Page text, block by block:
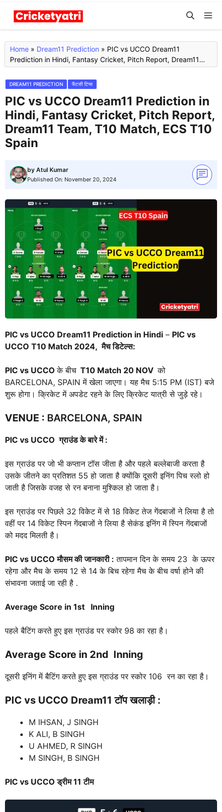
Skip
content
Home » Dream11 Prediction » PIC vs UCCO Dream11
Prediction in Hindi, Fantasy Cricket, Pitch Report, Dream11
Team, T10 Match, ECS T10 Spain
DREAM11 PREDICTION फैंटसी टिप्स
PIC vs UCCO Dream11 Prediction in
Hindi, Fantasy Cricket, Pitch Report,
Dream11 Team, T10 Match, ECS T10
Spain
by Atul Kumar
Published On: November 20, 2024
PIC vs UCCO Dream11 Prediction in Hindi – PIC vs
UCCO T10 Match 2024, मैच डिटेल्स:
PIC vs UCCOके बीच T10 Match 20 NOV को
BARCELONA, SPAIN में खेला जाएगा। यह मैच 5:15 PM (IST) बजे
शुरू होगा। क्रिकेट में अपडेट रहने के लिए क्रिकेट यात्री से जुड़े रहे।
VENUE : BARCELONA, SPAIN
PIC vs UCCOग्राउंड के बारे में :
इस ग्राउंड पर जो भी कप्तान टॉस जीता है और पहले बल्लेबाजी करता है
उसके जीतने का प्रतिशत 55 हो जाता है क्योंकि दूसरी इनिंग पिच स्लो हो
जाती है जिसके वजह से रन बनाना मुश्किल हो जाता है।
इस ग्राउंड पर पिछले 32 विकेट में से 18 विकेट तेज गेंदबाजों ने लिया है तो
वहीं पर 14 विकेट स्पिन गेंदबाजों ने लिया है सेकंड इनिंग में स्पिन गेंदबाजों
को मदद मिलती है।
PIC vs UCCOमौसम की जानकारी : तापमान दिन के समय 23 के ऊपर
रहेगा और मैच के समय 12 से 14 के बिच रहेगा मैच के बीच वर्षा होने की
संभावना जताई जा रही है .
Average Score in 1st Inning
पहले बैटिंग करते हुए इस ग्राउंड पर स्कोर 98 का रहा है।
Average Score in 2nd Inning
दूसरी इनिंग में बैटिंग करते हुए इस ग्राउंड पर स्कोर 106 रन का रहा है।
PIC vs UCCO Dream11 टॉप खलाड़ी :
M IHSAN, J SINGH
K ALI, B SINGH
U AHMED, R SINGH
M SINGH, B SINGH
PIC vs UCCOड्रीम 11 टीम